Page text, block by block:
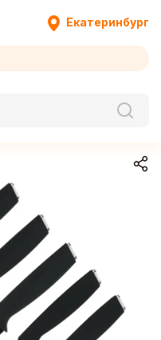
Екатеринбург